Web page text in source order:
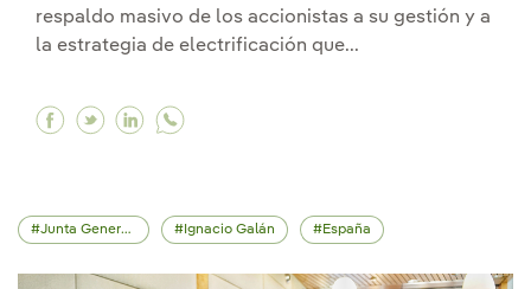
respaldo masivo de los accionistas a su gestión y a
la estrategia de electrificación que...
Facebook Los accionistas respaldan de
Twitter Los accionistas respaldan de
Linkedin Los accionistas respaldan
Junta General de Accionistas Ignacio Galán España